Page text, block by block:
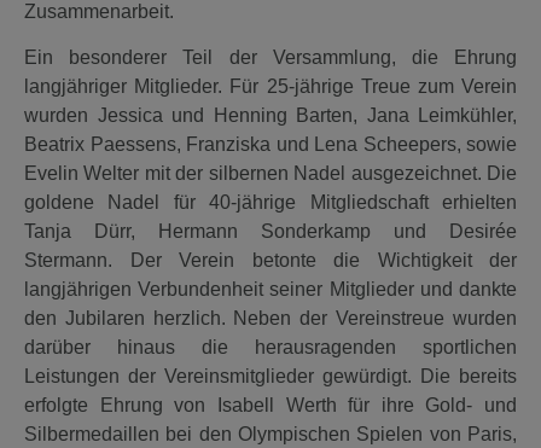
Zusammenarbeit.
Ein besonderer Teil der Versammlung, die Ehrung
langjähriger Mitglieder. Für 25-jährige Treue zum Verein
wurden Jessica und Henning Barten, Jana Leimkühler,
Beatrix Paessens, Franziska und Lena Scheepers, sowie
Evelin Welter mit der silbernen Nadel ausgezeichnet. Die
goldene Nadel für 40-jährige Mitgliedschaft erhielten
Tanja Dürr, Hermann Sonderkamp und Desirée
Stermann. Der Verein betonte die Wichtigkeit der
langjährigen Verbundenheit seiner Mitglieder und dankte
den Jubilaren herzlich. Neben der Vereinstreue wurden
darüber hinaus die herausragenden sportlichen
Leistungen der Vereinsmitglieder gewürdigt. Die bereits
erfolgte Ehrung von Isabell Werth für ihre Gold- und
Silbermedaillen bei den Olympischen Spielen von Paris,